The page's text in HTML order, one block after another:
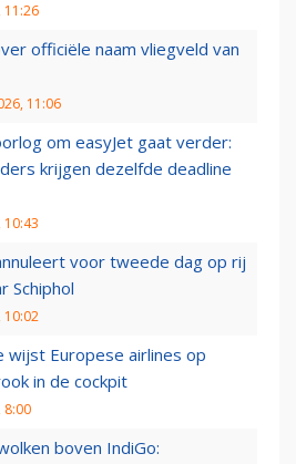
11:26
officiële naam vliegveld van
11:06
om easyJet gaat verder:
krijgen dezelfde deadline
10:43
voor tweede dag op rij
Schiphol
10:02
wijst Europese airlines op
in de cockpit
8:00
boven IndiGo: